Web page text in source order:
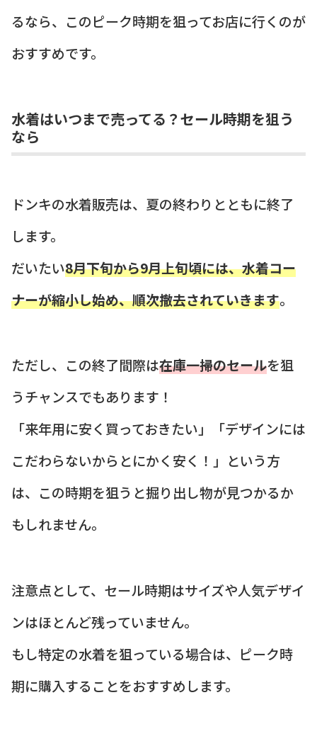
るなら、このピーク時期を狙ってお店に行くのが
おすすめです。
水着はいつまで売ってる？セール時期を狙う
なら
ドンキの水着販売は、夏の終わりとともに終了
します。
だいたい8月下旬から9月上旬頃には、水着コー
ナーが縮小し始め、順次撤去されていきます。
ただし、この終了間際は在庫一掃のセールを狙
うチャンスでもあります！
「来年用に安く買っておきたい」「デザインには
こだわらないからとにかく安く！」という方
は、この時期を狙うと掘り出し物が見つかるか
もしれません。
注意点として、セール時期はサイズや人気デザイ
ンはほとんど残っていません。
もし特定の水着を狙っている場合は、ピーク時
期に購入することをおすすめします。